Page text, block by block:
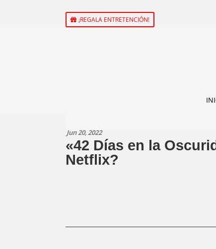
¡REGALA ENTRETENCIÓN!
Jun 20, 2022
«42 Días en la
Netflix?